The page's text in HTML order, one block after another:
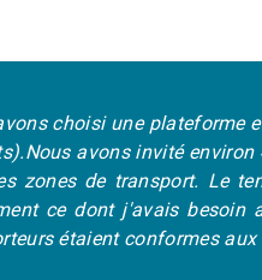
choisi une plateforme
Nous avons invité
zones de transport. Le
ce dont j'avais besoin
étaient conformes